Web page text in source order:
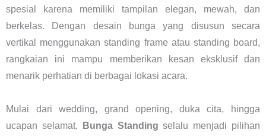
spesial karena memiliki tampilan elegan, mewah, dan
berkelas. Dengan desain bunga yang disusun secara
vertikal menggunakan standing frame atau standing board,
rangkaian ini mampu memberikan kesan eksklusif dan
menarik perhatian di berbagai lokasi acara.
Mulai dari wedding, grand opening, duka cita, hingga
ucapan selamat,
Bunga Standing selalu menjadi pilihan